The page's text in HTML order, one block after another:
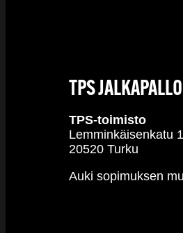
TPS JALKAPALLO
TPS-toimisto
Lemminkäisenkatu
20520 Turku
Auki sopimuksen